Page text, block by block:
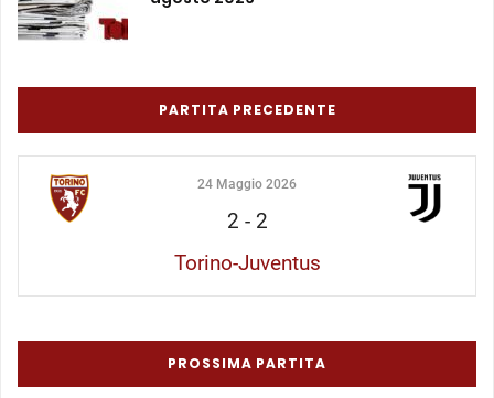
PARTITA PRECEDENTE
24 Maggio 2026
2 - 2
Torino-Juventus
PROSSIMA PARTITA